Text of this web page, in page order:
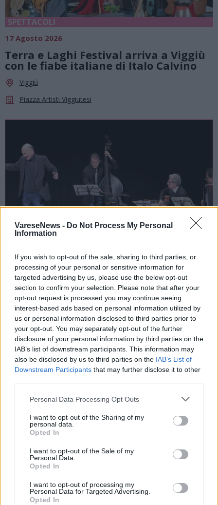
VareseNews - Do Not Process My Personal
Information
If you wish to opt-out of the sale, sharing to third parties, or
processing of your personal or sensitive information for
targeted advertising by us, please use the below opt-out
section to confirm your selection. Please note that after your
opt-out request is processed you may continue seeing
interest-based ads based on personal information utilized by
us or personal information disclosed to third parties prior to
your opt-out. You may separately opt-out of the further
disclosure of your personal information by third parties on the
IAB’s list of downstream participants. This information may
also be disclosed by us to third parties on the IAB’s List of
Downstream Participants that may further disclose it to other
Personal Data Processing Opt Outs
I want to opt-out of the Sharing of my
personal data.
Opted In
I want to opt-out of the Sale of my
Personal Data.
Opted In
I want to opt-out of processing my
Personal Data for Targeted Advertising.
Opted In
SPETTACOLI
17 Agosto 2026
Terra e Laghi Festival arriva a Viggiù
con le fiabe italiane di Italo Calvino
Viggiù
Piazza Artisti Viggiutesi
SPETTACOLI
17 Agosto 2026
Ad Alta Valle Intelvi appuntamento
con la Milano degli anni ‘60 in musica
Alta Valle Intelvi